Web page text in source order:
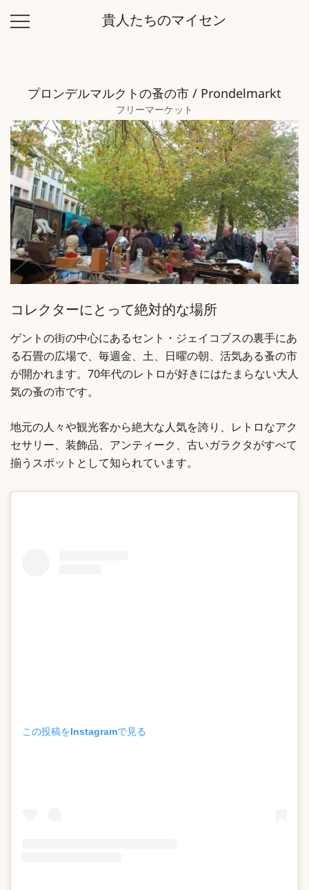
貴人たちのマイセン
プロンデルマルクトの蚤の市 / Prondelmarkt
フリーマーケット
コレクターにとって絶対的な場所
ゲントの街の中心にあるセント・ジェイコブスの裏手にあ
る石畳の広場で、毎週金、土、日曜の朝、活気ある蚤の市
が開かれます。70年代のレトロが好きにはたまらない大人
気の蚤の市です。
地元の人々や観光客から絶大な人気を誇り、レトロなアク
セサリー、装飾品、アンティーク、古いガラクタがすべて
揃うスポットとして知られています。
この投稿をInstagramで見る